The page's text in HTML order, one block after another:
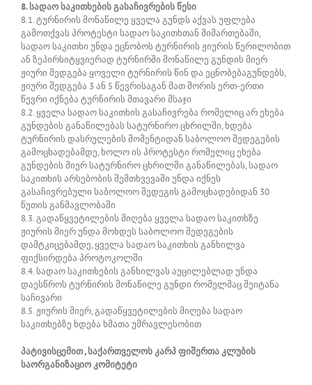
8. სადაო საკითხების გასაჩივრების წესი
8.1. ტურნირის მონაწილე ყველა გუნდს აქვას უფლება
გამოთქვას პროტესტი სადაო საკითხთან მიმართებაში,
სადაო საკითხი უნდა ეცნობოს ტურნირის ჟიურის წერილობით
ან ზეპირსიტყვიერად ტურნირში მონაწილე გუნდის მიერ
ჟიური შედგება ყოველი ტურნირის წინ და ეცნობებაგუნდებს,
ჟიური შედგება 3 ან 5 წევრისაგან მათ შორის ერთ-ერთი
წევრი იქნება ტურნირის მთავარი მსაჯი
8.2. ყველა სადაო საკითხის გასაჩივრება რომელიც არ ეხება
გუნდების განაწილებას სატურნირო ცხრილში, ხდება
ტურნირის დასრულების მომენტიდან საბოლოო შედეგების
გამოცხადებამდე, ხოლო ის პროტესტი რომელიც ეხება
გუნდების მიერ სატურნირო ცხრილში განაწილებას, სადაო
საკითხის არსებობის შემთხვევაში უნდა იქნეს
გასაჩივრებული საბოლოო შედეგის გამოცხადებიდან 30
წუთის განმავლობაში
8.3. გადაწყვეტილების მიღება ყველა სადაო საკითხზე
ჟიურის მიერ უნდა მოხდეს საბოლოო შედეგების
დამტკიცებამდე, ყველა სადაო საკითხის განხილვა
ფიქსირდება პროტოკოლში
8.4. სადაო საკითხების განხილვას აუცილებლად უნდა
დაესწროს ტურნირის მონაწილე გუნდი რომელმაც შეიტანა
საჩივარი
8.5. ჟიურის მიერ, გადაწყვეტილების მიღება სადაო
საკითხებზე ხდება ხმათა უმრავლესობით
პატივისცემით , საქართველოს კარპ ფიშერთა კლუბის
საორგანიზაციო კომიტეტი